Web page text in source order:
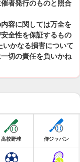
者発行のものと照合
容に関しては万全を
全性を保証するもの
かなる損害について
切の責任を負いかね
高校野球 侍ジャパン